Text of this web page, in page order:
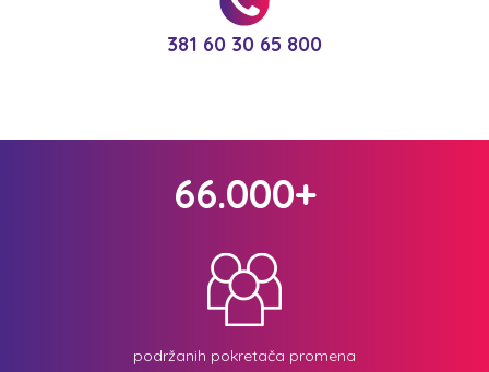
381 60 30 65 800
66.000+
podržanih pokretača promena